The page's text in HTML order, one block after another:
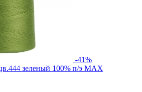
-41%
зеленый 100% п/э MAX